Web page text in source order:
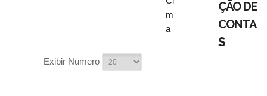
Exibir Numero
ÇÃO DE
CONTA
S